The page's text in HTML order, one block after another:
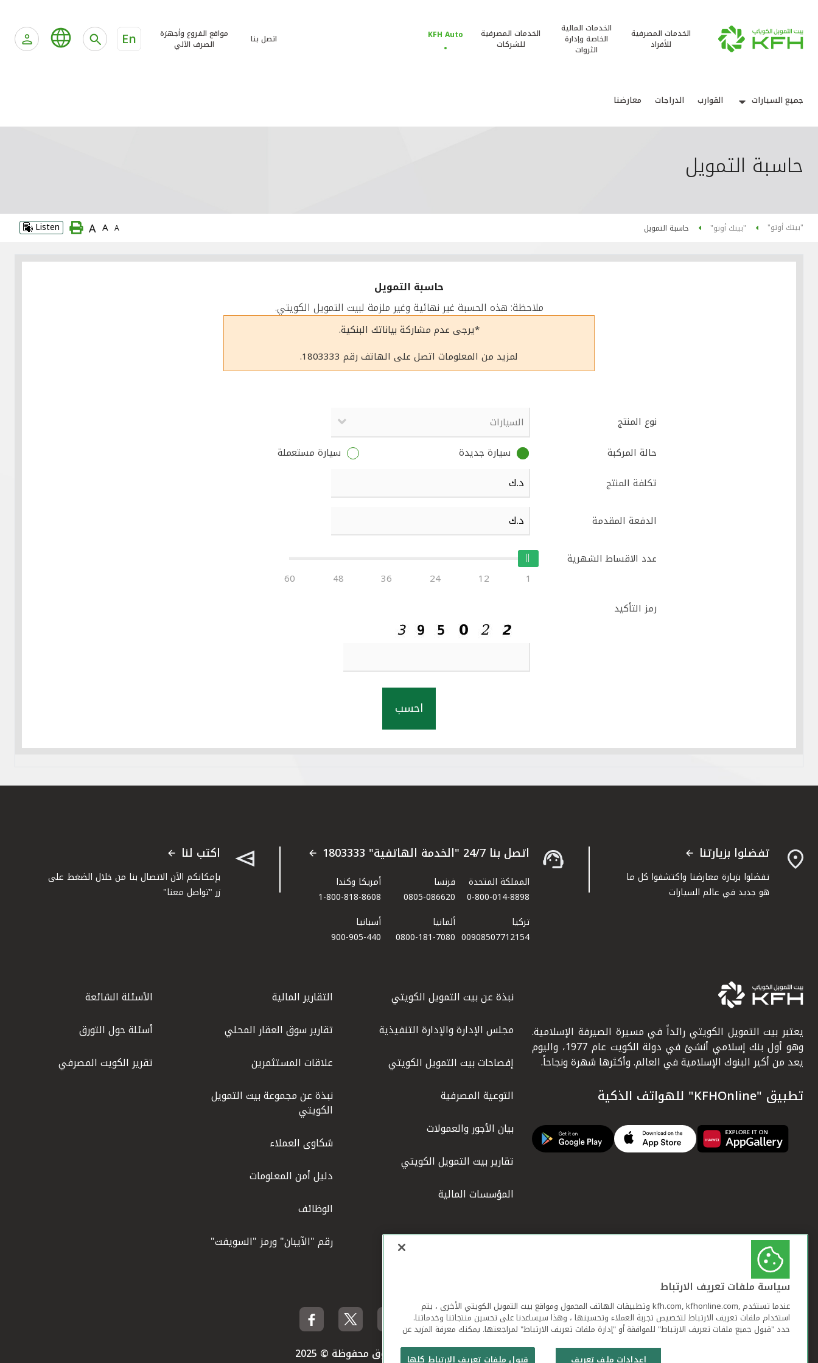
الخدمات المصرفية
للأفراد
الخدمات المالية
الخاصة وإدارة
الثروات
الخدمات المصرفية
للشركات
KFH Auto اتصل بنا
مواقع الفروع وأجهزة
الصرف الآلي
En
جميع السيارات القوارب الدراجات معارضنا
حاسبة التمويل
"بيتك أوتو" "بيتك أوتو" حاسبة التمويل A
A
A
Listen
حاسبة التمويل
ملاحظة: هذه الحسبة غير نهائية وغير ملزمة لبيت التمويل الكويتي.
*يرجى عدم مشاركة بياناتك البنكية.
لمزيد من المعلومات اتصل على الهاتف رقم 1803333.
نوع المنتج
حالة المركبة
سيارة جديدة
سيارة مستعملة
تكلفة المنتج
الدفعة المقدمة
عدد الاقساط الشهرية
1
12
24
36
48
60
رمز التأكيد
احسب
تفضلوا بزيارتنا
تفضلوا بزيارة معارضنا واكتشفوا كل ما
هو جديد في عالم السيارات
اتصل بنا 24/7 "الخدمة الهاتفية" 1803333
المملكة المتحدة
0-800-014-8898
فرنسا
0805-086620
أمريكا وكندا
1-800-818-8608
تركيا
00908507712154​
ألمانيا
0800-181-7080
أسبانيا
900-905-440
اكتب لنا
بإمكانكم الآن الاتصال بنا من خلال الضغط على
زر "تواصل معنا"
يعتبر بيت التمويل الكويتي رائداً في مسيرة الصيرفة الإسلامية.
وهو أول بنك إسلامي أنشئ في دولة الكويت عام 1977، واليوم
يعد من أكبر البنوك الإسلامية في العالم. وأكثرها شهرة ونجاحاً.
تطبيق "KFHOnline" للهواتف الذكية
نبذة عن بيت التمويل الكويتي
مجلس الإدارة والإدارة التنفيذية
إفصاحات بيت التمويل الكويتي
التوعية المصرفية
بيان الأجور والعمولات
تقارير بيت التمويل الكويتي
المؤسسات المالية
التقارير المالية
تقارير سوق العقار المحلي
علاقات المستثمرين
نبذة عن مجموعة بيت التمويل
الكويتي
شكاوى العملاء
دليل أمن المعلومات
الوظائف
رقم "الآيبان" ورمز "السويفت"
الأسئلة الشائعة
أسئلة حول التورق
تقرير الكويت المصرفي
بيت التمويل الكويتي جميع الحقوق محفوظة © 2025
سياسة ملفات تعريف الارتباط
عندما تستخدم ,kfh.com, kfhonline.com وتطبيقات الهاتف المحمول ومواقع بيت التمويل الكويتي الأخرى ، يتم
استخدام ملفات تعريف الارتباط لتخصيص تجربة العملاء وتحسينها ، وهذا سيساعدنا على تحسين منتجاتنا وخدماتنا.
حدد "قبول جميع ملفات تعريف الارتباط" للموافقة أو "إدارة ملفات تعريف الارتباط" لمراجعتها. يمكنك معرفة المزيد عن
قبول ملفات تعريف الارتباط كلها
إعدادات ملف تعريف